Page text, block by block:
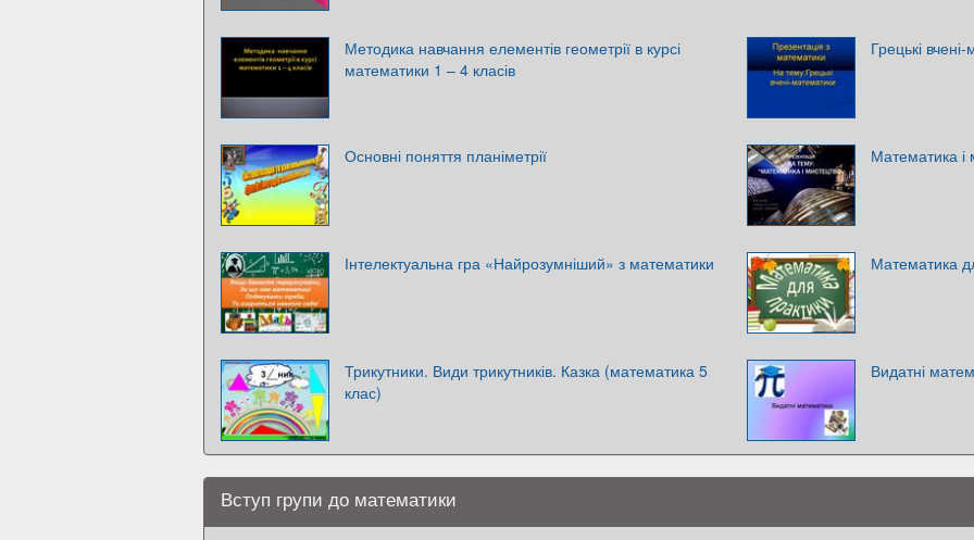
Методика навчання елементів геометрії в курсі
математики 1 – 4 класів
Грецькі
Основні поняття планіметрії Математика і
Інтелектуальна гра «Найрозумніший» з математики Математика
Трикутники. Види трикутників. Казка (математика 5
клас)
Видатні
Вступ групи до математики